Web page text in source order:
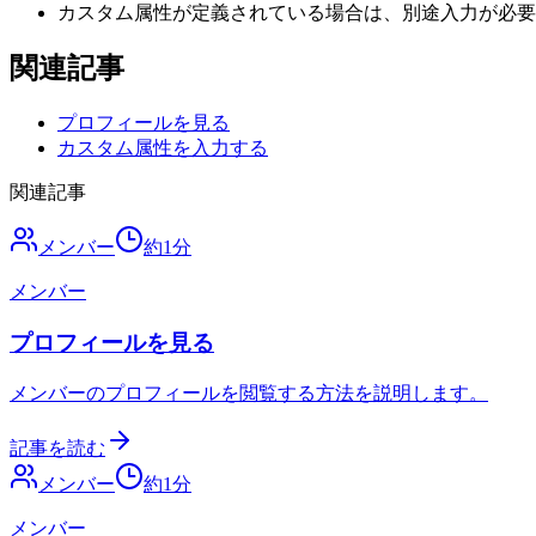
カスタム属性が定義されている場合は、別途入力が必
関連記事
プロフィールを見る
カスタム属性を入力する
関連記事
メンバー 約1分
メンバー
プロフィールを見る
メンバーのプロフィールを閲覧する方法を説明します。
記事を読む
メンバー
約1分
メンバー